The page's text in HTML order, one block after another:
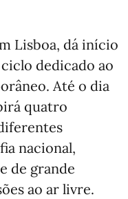
Lisboa, dá início
dedicado ao
Até o dia
quatro
nacional,
de grande
ao ar livre.